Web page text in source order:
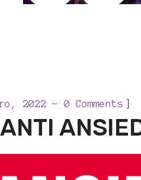
2022 0 Comments ]